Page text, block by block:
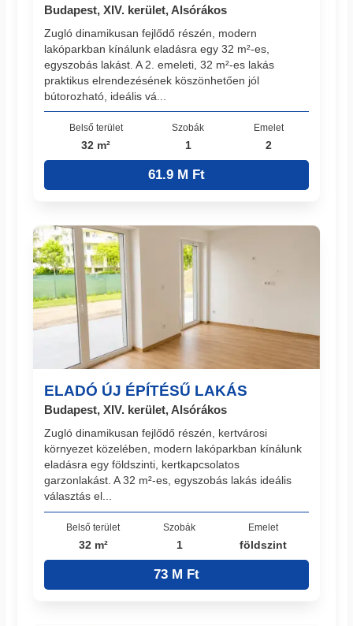
Budapest, XIV. kerület, Alsórákos
Zugló dinamikusan fejlődő részén, modern
lakóparkban kínálunk eladásra egy 32 m²-es,
egyszobás lakást. A 2. emeleti, 32 m²-es lakás
praktikus elrendezésének köszönhetően jól
bútorozható, ideális vá...
Belső terület
32 m²
Szobák
1
Emelet
2
61.9 M Ft
ELADÓ ÚJ ÉPÍTÉSŰ LAKÁS
Budapest, XIV. kerület, Alsórákos
Zugló dinamikusan fejlődő részén, kertvárosi
környezet közelében, modern lakóparkban kínálunk
eladásra egy földszinti, kertkapcsolatos
garzonlakást. A 32 m²-es, egyszobás lakás ideális
választás el...
Belső terület
32 m²
Szobák
1
Emelet
földszint
73 M Ft